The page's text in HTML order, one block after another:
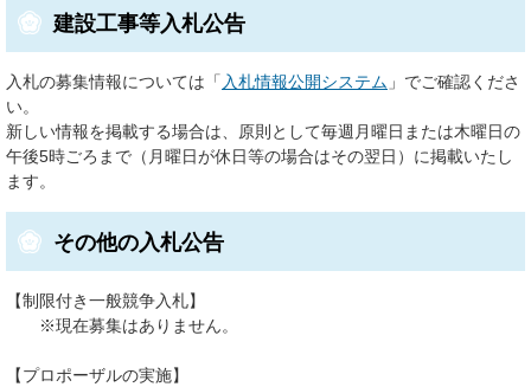
建設工事等入札公告
入札の募集情報については「 入札情報公開システム 」でご確認くださ
い。
新しい情報を掲載する場合は、原則として毎週月曜日または木曜日の
午後5時ごろまで（月曜日が休日等の場合はその翌日）に掲載いたし
ます。
その他の入札公告
【制限付き一般競争入札】
※現在募集はありません。
【プロポーザルの実施】